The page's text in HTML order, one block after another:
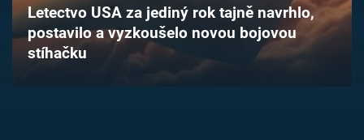
Časopis
Sledujte prima+
Letectvo USA za jediný rok tajně navrhlo,
postavilo a vyzkoušelo novou bojovou
stíhačku